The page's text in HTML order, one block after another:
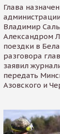
Глава
Владимир
Александром
поездки в
разговора
заявил
передать
Азовского и